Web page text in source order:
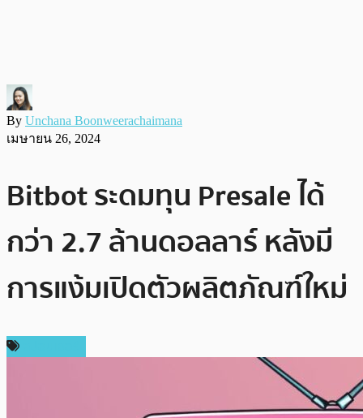
By Unchana Boonweerachaimana
เมษายน 26, 2024
Bitbot ระดมทุน Presale ได้
กว่า 2.7 ล้านดอลลาร์ หลังมี
การแง้มเปิดตัวผลิตภัณฑ์ใหม่